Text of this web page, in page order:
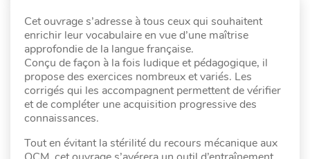
Cet ouvrage s’adresse à tous ceux qui souhaitent
enrichir leur vocabulaire en vue d’une maîtrise
approfondie de la langue française.
Conçu de façon à la fois ludique et pédagogique, il
propose des exercices nombreux et variés. Les
corrigés qui les accompagnent permettent de vérifier
et de compléter une acquisition progressive des
connaissances.
Tout en évitant la stérilité du recours mécanique aux